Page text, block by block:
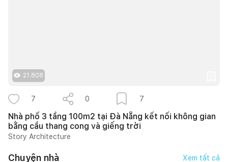
21.808
7 0 7
Nhà phố 3 tầng 100m2 tại Đà Nẵng kết nối không gian
bằng cầu thang cong và giếng trời
Story Architecture
Chuyện nhà Xem tất cả